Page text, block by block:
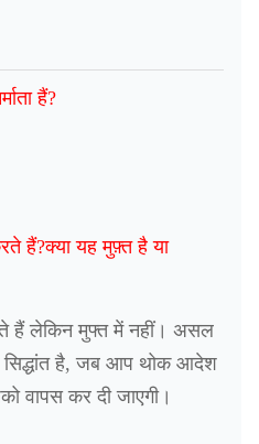
हैं?
हैं?क्या यह मुफ़्त है या
हैं लेकिन मुफ्त में नहीं। असल
सिद्धांत है, जब आप थोक आदेश
वापस कर दी जाएगी।